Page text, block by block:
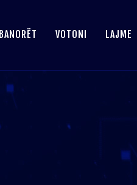
BANORËT VOTONI LAJME